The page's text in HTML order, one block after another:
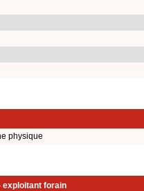
physique
exploitant forain